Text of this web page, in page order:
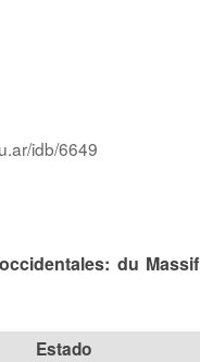
idb/6649
du
Estado